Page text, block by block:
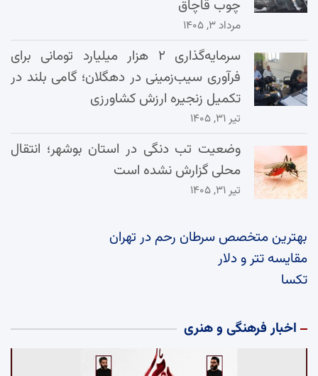
چوب قاچاق
مرداد ۳, ۱۴۰۵
سرمایه‌گذاری ۲ هزار میلیارد تومانی برای
فرآوری سیب‌زمینی در دهگلان؛ گامی بلند در
تکمیل زنجیره ارزش کشاورزی
تیر ۳۱, ۱۴۰۵
وضعیت تب دنگی در استان بوشهر؛ انتقال
محلی گزارش نشده است
تیر ۳۱, ۱۴۰۵
بهترین متخصص سرطان رحم در تهران
مقایسه تتر و دلار
تکسا
اخبار فرهنگی و هنری